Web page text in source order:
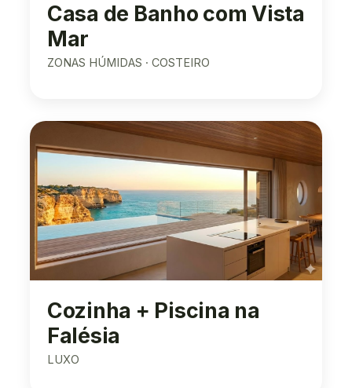
Casa de Banho com Vista
Mar
ZONAS HÚMIDAS · COSTEIRO
Cozinha + Piscina na
Falésia
LUXO